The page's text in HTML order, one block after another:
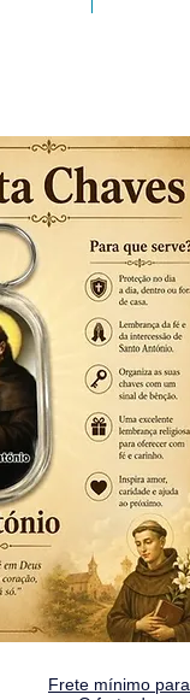
Frete mínimo